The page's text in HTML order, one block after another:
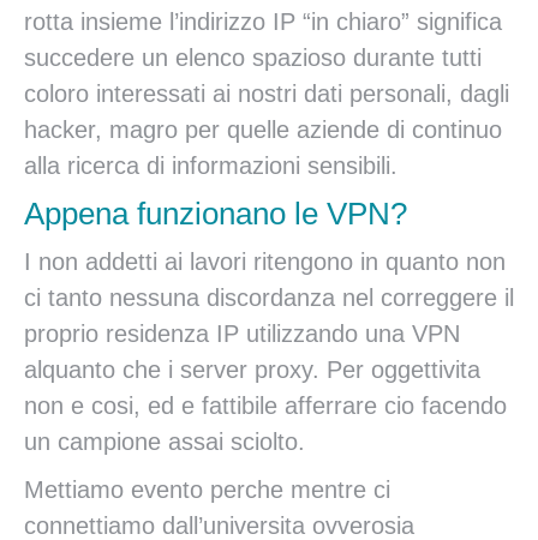
rotta insieme l’indirizzo IP “in chiaro” significa
succedere un elenco spazioso durante tutti
coloro interessati ai nostri dati personali, dagli
hacker, magro per quelle aziende di continuo
alla ricerca di informazioni sensibili.
Appena funzionano le VPN?
I non addetti ai lavori ritengono in quanto non
ci tanto nessuna discordanza nel correggere il
proprio residenza IP utilizzando una VPN
alquanto che i server proxy. Per oggettivita
non e cosi, ed e fattibile afferrare cio facendo
un campione assai sciolto.
Mettiamo evento perche mentre ci
connettiamo dall’universita ovverosia